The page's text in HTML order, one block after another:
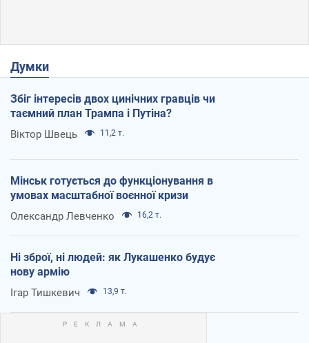
Думки
Збіг інтересів двох цинічних гравців чи
таємний план Трампа і Путіна?
Віктор Швець 11,2 т.
Мінськ готується до функціонування в
умовах масштабної воєнної кризи
Олександр Левченко 16,2 т.
Ні зброї, ні людей: як Лукашенко будує
нову армію
Ігар Тишкевич 13,9 т.